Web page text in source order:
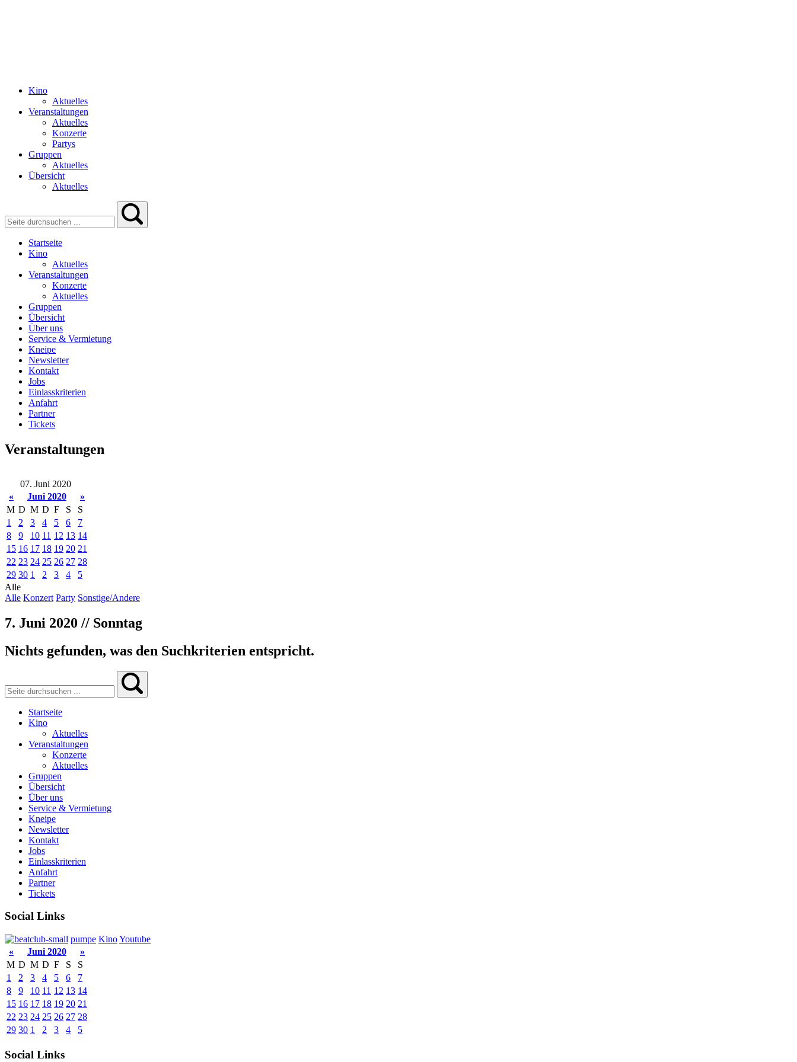
Kino
Aktuelles
Veranstaltungen
Aktuelles
Konzerte
Partys
Gruppen
Aktuelles
Übersicht
Aktuelles
Startseite
Kino
Aktuelles
Veranstaltungen
Konzerte
Aktuelles
Gruppen
Übersicht
Über uns
Service & Vermietung
Kneipe
Newsletter
Kontakt
Jobs
Einlasskriterien
Anfahrt
Partner
Tickets
Veranstaltungen
07. Juni 2020
«
Juni 2020
»
M D M D F S
S
1
2 3 4 5 6
7
8
9 10 11 12 13 14
15 16 17 18 19 20 21
22 23 24 25 26 27 28
29 30 1 2 3 4
5
Alle
Alle Konzert Party Sonstige/Andere
7. Juni 2020 // Sonntag
Nichts gefunden, was den Suchkriterien entspricht.
Startseite
Kino
Aktuelles
Veranstaltungen
Konzerte
Aktuelles
Gruppen
Übersicht
Über uns
Service & Vermietung
Kneipe
Newsletter
Kontakt
Jobs
Einlasskriterien
Anfahrt
Partner
Tickets
Social Links
pumpe KinoYoutube
«
Juni 2020
»
M D M D F S
S
1
2 3 4 5 6
7
8
9 10 11 12 13 14
15 16 17 18 19 20 21
22 23 24 25 26 27 28
29 30 1 2 3 4 5
Social Links